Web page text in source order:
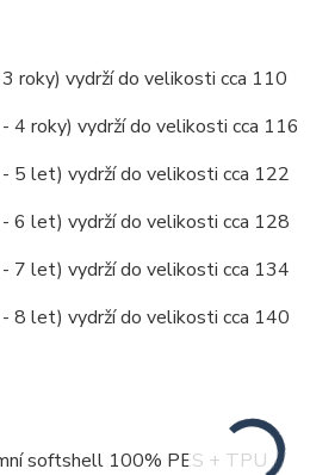
roky) vydrží do velikosti cca 110
4 roky) vydrží do velikosti cca 116
5 let) vydrží do velikosti cca 122
6 let) vydrží do velikosti cca 128
7 let) vydrží do velikosti cca 134
8 let) vydrží do velikosti cca 140
softshell 100% PES + TPU